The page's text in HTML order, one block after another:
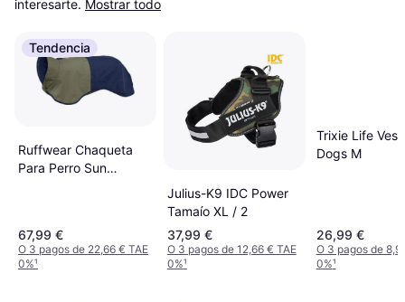
interesarte. Mostrar todo
Tendencia
Ruffwear Chaqueta
Para Perro Sun
67,99 €
O 3 pagos de 22,66 € TAE
0%¹
Julius-K9 IDC Power
Tamaío XL / 2
37,99 €
O 3 pagos de 12,66 € TAE
0%¹
Trixie Life
Dogs M
26,99 €
O 3 pagos de
0%¹